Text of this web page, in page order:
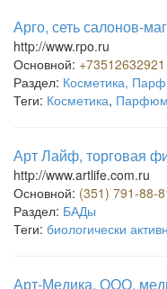
Арго, сеть салонов-
http://www.rpo.ru
Основной: +73512632921
Раздел: Косметика,
Теги: Косметика,
Арт Лайф, торговая
http://www.artlife.com.ru
Основной: (351) 791-88-
Раздел: БАДы
Теги: биологически
Арт-Медика, ООО,